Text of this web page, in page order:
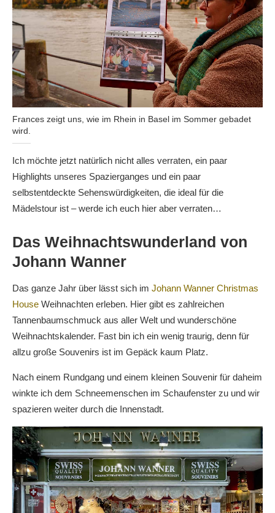
Frances zeigt uns, wie im Rhein in Basel im Sommer gebadet
wird.
Ich möchte jetzt natürlich nicht alles verraten, ein paar
Highlights unseres Spazierganges und ein paar
selbstentdeckte Sehenswürdigkeiten, die ideal für die
Mädelstour ist – werde ich euch hier aber verraten…
Das Weihnachtswunderland von
Johann Wanner
Das ganze Jahr über lässt sich im Johann Wanner Christmas
House Weihnachten erleben. Hier gibt es zahlreichen
Tannenbaumschmuck aus aller Welt und wunderschöne
Weihnachtskalender. Fast bin ich ein wenig traurig, denn für
allzu große Souvenirs ist im Gepäck kaum Platz.
Nach einem Rundgang und einem kleinen Souvenir für daheim
winkte ich dem Schneemenschen im Schaufenster zu und wir
spazieren weiter durch die Innenstadt.